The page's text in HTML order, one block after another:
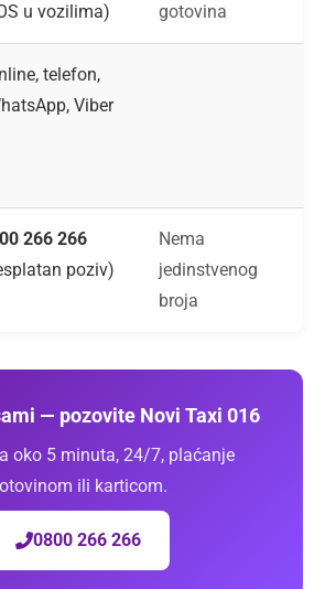
u vozilima)
gotovina
telefon,
Viber
266 266
poziv)
Nema
jedinstvenog
broja
— pozovite Novi Taxi 016
oko 5 minuta, 24/7, plaćanje
ili karticom.
0800 266 266